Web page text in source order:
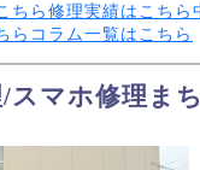
ちら 修理実績はこちら
ら コラム一覧はこちら
スマホ修理ま